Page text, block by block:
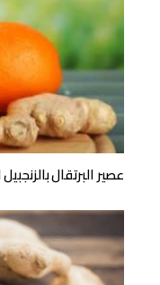
عصير البرتقال